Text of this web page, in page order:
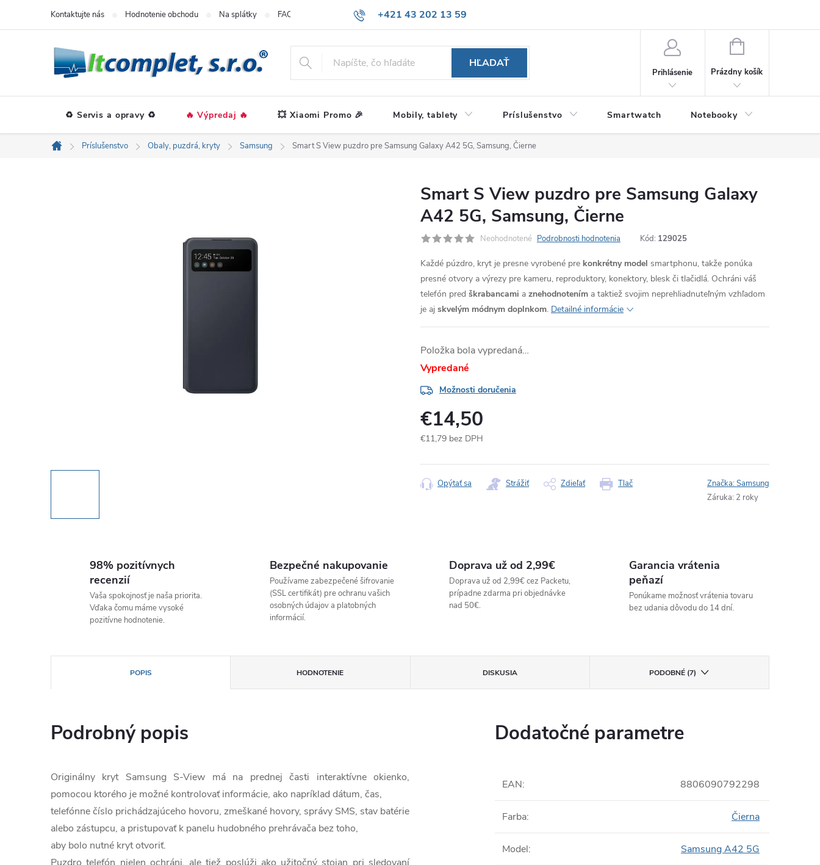
+421 43 202 13 59
Kontaktujte nás Hodnotenie obchodu Na splátky FAQ
HĽADAŤ
Prihlásenie
NÁKUPNÝ
Prázdny košík
♻️ Servis a opravy ♻️ 🔥 Výpredaj 🔥 💥 Xiaomi Promo 🎉 Mobily, tablety Príslušenstvo Smartwatch Notebooky
Domov
Príslušenstvo Obaly, puzdrá, kryty Samsung Smart S View puzdro pre Samsung Galaxy A42 5G, Samsung, Čierne
Smart S View puzdro pre Samsung Galaxy
A42 5G, Samsung, Čierne
Neohodnotené Podrobnosti hodnotenia Kód: 129025
Každé púzdro, kryt je presne vyrobené pre konkrétny model smartphonu, takže ponúka
presné otvory a výrezy pre kameru, reproduktory, konektory, blesk či tlačidlá. Ochráni váš
telefón pred škrabancami a znehodnotením a taktiež svojim neprehliadnuteľným vzhľadom
je aj skvelým módnym doplnkom. Detailné informácie
Položka bola vypredaná…
Vypredané
Možnosti doručenia
€14,50
€11,79 bez DPH
cena:
Tlač
Opýtať sa Strážiť Zdieľať Značka:Samsung
Záruka: 2 roky
98% pozitívnych
recenzií
Vaša spokojnosť je naša priorita.
Vďaka čomu máme vysoké
pozitívne hodnotenie.
Bezpečné nakupovanie
Používame zabezpečené šifrovanie
(SSL certifikát) pre ochranu vašich
osobných údajov a platobných
informácií.
Doprava už od 2,99€
Doprava už od 2,99€ cez Packetu,
prípadne zdarma pri objednávke
nad 50€.
Garancia vrátenia
peňazí
Ponúkame možnosť vrátenia tovaru
bez udania dôvodu do 14 dní.
POPIS HODNOTENIE DISKUSIA PODOBNÉ (7)
Podrobný popis
Originálny kryt Samsung S-View má na prednej časti interaktívne okienko,
pomocou ktorého je možné kontrolovať informácie, ako napríklad dátum, čas,
telefónne číslo prichádzajúceho hovoru, zmeškané hovory, správy SMS, stav batérie
alebo zástupcu, a pristupovať k panelu hudobného prehrávača bez toho,
aby bolo nutné kryt otvoriť.
Dodatočné parametre
EAN: 8806090792298
Farba: Čierna
Model: Samsung A42 5G